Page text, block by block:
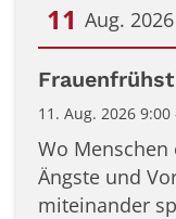
11 Aug. 2026
Datum: 11.
11. Aug. 2026 9:00
Wo
Ängste und
miteinander